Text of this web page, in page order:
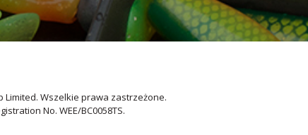
Limited. Wszelkie prawa zastrzeżone.
No. WEE/BC0058TS.